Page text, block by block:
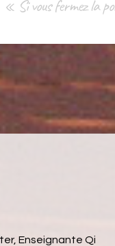
« Si vous fermez la
Enseignante Qi